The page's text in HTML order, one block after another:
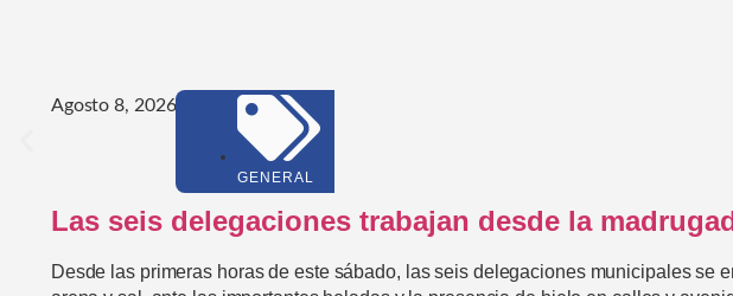
Agosto 8, 2026
GENERAL
Las seis delegaciones trabajan desde la
Desde las primeras horas de este sábado, las seis delegaciones municipales